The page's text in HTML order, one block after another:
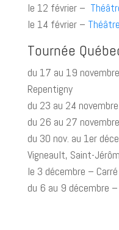
le 12 février –
le 14 février –
Tournée
du 17 au 19
Repentigny
du 23 au 24
du 26 au 27
du 30 nov. au 1er
Vigneault, Saint-
le 3 décembre –
du 6 au 9 décembre